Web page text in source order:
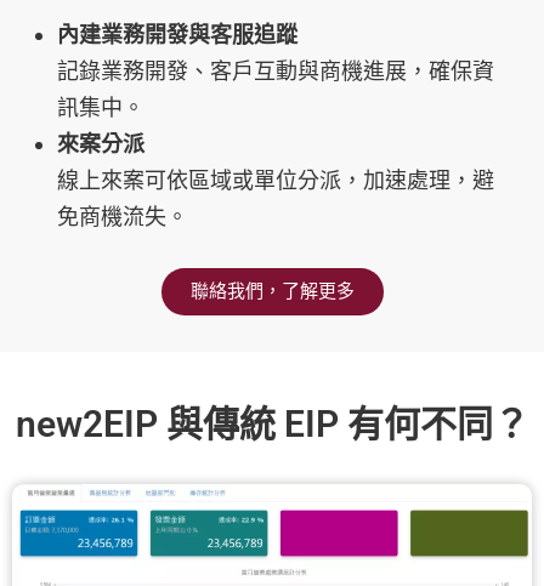
內建業務開發與客服追蹤
記錄業務開發、客戶互動與商機進展，確保資
訊集中。
來案分派
線上來案可依區域或單位分派，加速處理，避
免商機流失。
聯絡我們，了解更多
new2EIP 與傳統 EIP 有何不同？